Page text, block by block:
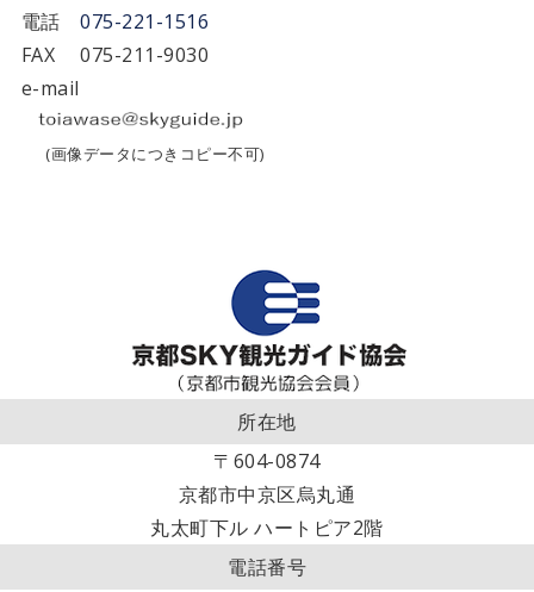
電話075-221-1516
FAX 075-211-9030
e-mail
(画像データにつきコピー不可)
所在地
〒604-0874
京都市中京区烏丸通
丸太町下ル ハートピア2階
電話番号